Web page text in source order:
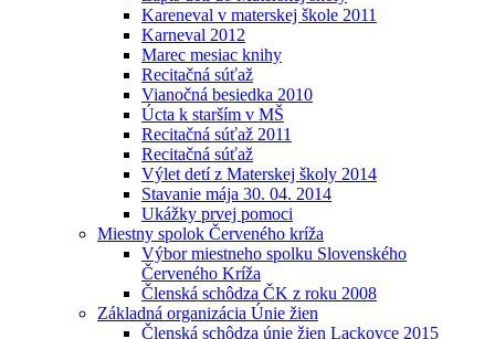
Kareneval v materskej škole 2011
Karneval 2012
Marec mesiac knihy
Recitačná súťaž
Vianočná besiedka 2010
Úcta k starším v MŠ
Recitačná súťaž 2011
Recitačná súťaž
Výlet detí z Materskej školy 2014
Stavanie mája 30. 04. 2014
Ukážky prvej pomoci
Miestny spolok Červeného kríža
Výbor miestneho spolku Slovenského
Červeného Kríža
Členská schôdza ČK z roku 2008
Základná organizácia Únie žien
Členská schôdza únie žien Lackovce 2015